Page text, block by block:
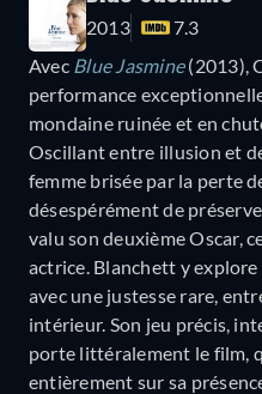
2013
7.3
Avec Blue Jasmine(2013),
performance
mondaine ruinée et en
Oscillant entre illusion et
femme brisée par la perte
désespérément de
valu son deuxième Oscar,
actrice. Blanchett y
avec une justesse rare,
intérieur. Son jeu précis,
porte littéralement le film,
entièrement sur sa